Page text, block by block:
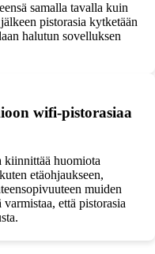
samalla tavalla kuin
pistorasia kytketään
halutun sovelluksen
wifi-pistorasiaa
kiinnittää huomiota
etäohjaukseen,
muiden
että pistorasia